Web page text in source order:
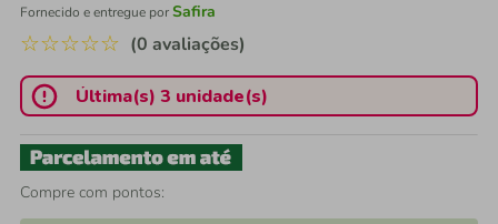
Fornecido e entregue porSafira
☆☆☆☆☆ (0 avaliações)
Última(s) 3 unidade(s)
Compre com pontos: